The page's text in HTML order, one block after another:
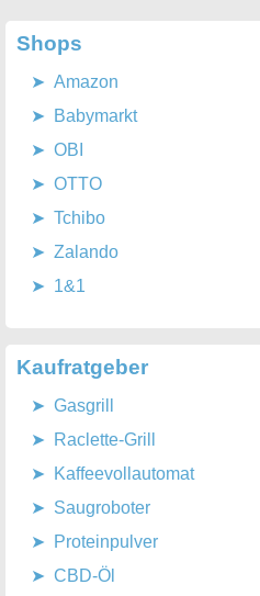
Shops
Amazon
Babymarkt
OBI
OTTO
Tchibo
Zalando
1&1
Kaufratgeber
Gasgrill
Raclette-Grill
Kaffeevollautomat
Saugroboter
Proteinpulver
CBD-Öl